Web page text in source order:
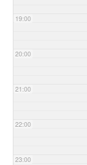
19:00
20:00
21:00
22:00
23:00